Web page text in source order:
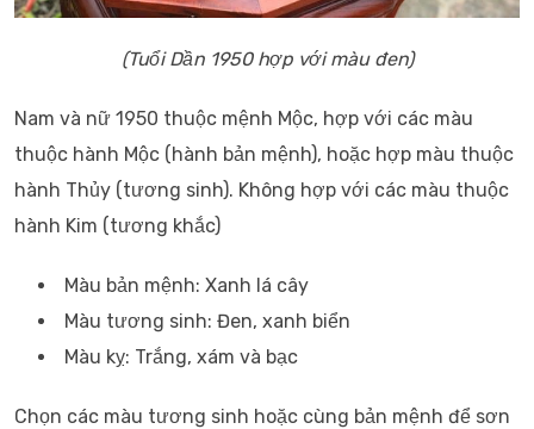
(Tuổi Dần 1950 hợp với màu đen)
Nam và nữ 1950 thuộc mệnh Mộc, hợp với các màu
thuộc hành Mộc (hành bản mệnh), hoặc hợp màu thuộc
hành Thủy (tương sinh). Không hợp với các màu thuộc
hành Kim (tương khắc)
Màu bản mệnh: Xanh lá cây
Màu tương sinh: Đen, xanh biển
Màu kỵ: Trắng, xám và bạc
Chọn các màu tương sinh hoặc cùng bản mệnh để sơn